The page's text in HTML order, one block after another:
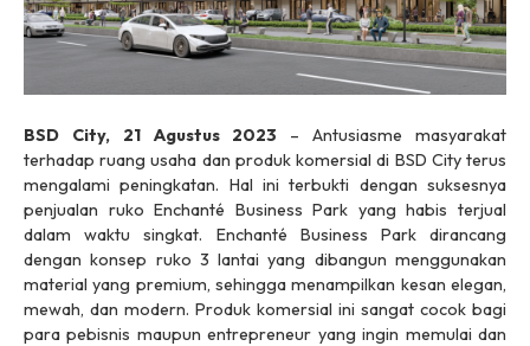
BSD City, 21 Agustus 2023 – Antusiasme masyarakat
terhadap ruang usaha dan produk komersial di BSD City terus
mengalami peningkatan. Hal ini terbukti dengan suksesnya
penjualan ruko Enchanté Business Park yang habis terjual
dalam waktu singkat. Enchanté Business Park dirancang
dengan konsep ruko 3 lantai yang dibangun menggunakan
material yang premium, sehingga menampilkan kesan elegan,
mewah, dan modern. Produk komersial ini sangat cocok bagi
para pebisnis maupunentrepreneur yang ingin memulai dan